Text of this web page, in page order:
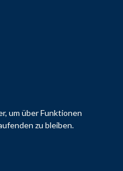
um über Funktionen
zu bleiben.